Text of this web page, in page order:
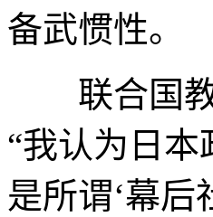
备武惯性。
联合国教
“我认为日
是所谓‘幕后